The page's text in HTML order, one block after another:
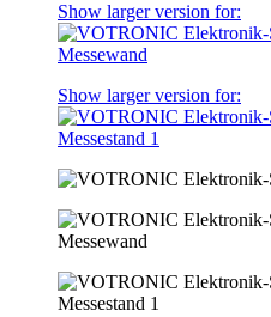
Show larger version for:
Show larger version for: